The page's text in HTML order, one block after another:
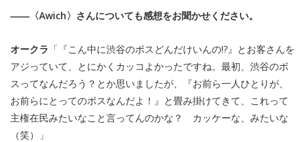
――〈Awich〉さんについても感想をお聞かせください。
オークラ 「『こん中に渋谷のボスどんだけいんの!?』とお客さんを
アジっていて、とにかくカッコよかったですね。最初、渋谷のボ
スってなんだろう？とか思いましたが、『お前ら一人ひとりが、
お前らにとってのボスなんだよ！』と畳み掛けてきて、これって
主権在民みたいなこと言ってんのかな？ カッケーな、みたいな
（笑）」